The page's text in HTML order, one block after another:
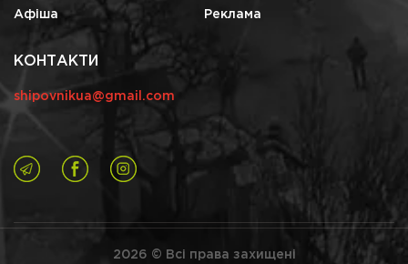
Афіша Реклама
КОНТАКТИ
shipovnikua@gmail.com
2026 © Всі права захищені